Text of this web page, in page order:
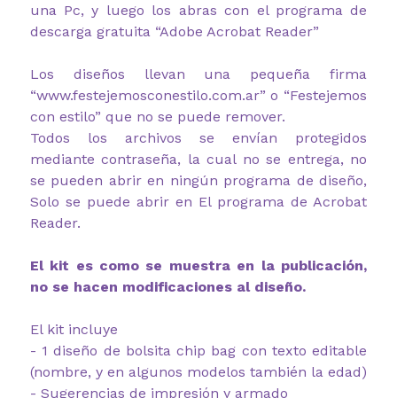
una Pc, y luego los abras con el programa de
descarga gratuita “Adobe Acrobat Reader”
Los diseños llevan una pequeña firma
“www.festejemosconestilo.com.ar” o “Festejemos
con estilo” que no se puede remover.
Todos los archivos se envían protegidos
mediante contraseña, la cual no se entrega, no
se pueden abrir en ningún programa de diseño,
Solo se puede abrir en El programa de Acrobat
Reader.
El kit es como se muestra en la publicación,
no se hacen modificaciones al diseño.
El kit incluye
- 1 diseño de bolsita chip bag con texto editable
(nombre, y en algunos modelos también la edad)
- Sugerencias de impresión y armado